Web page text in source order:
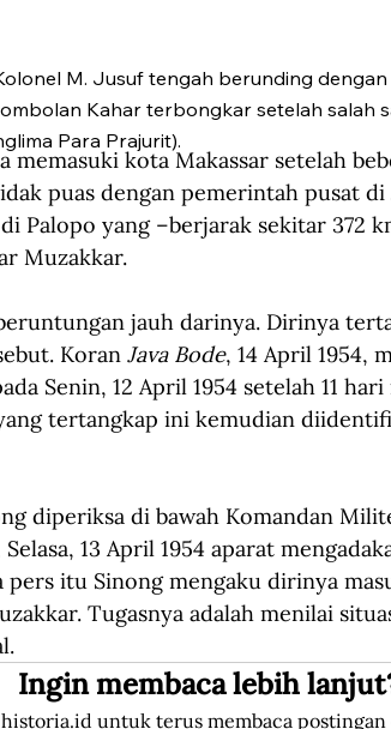
M. Jusuf tengah berunding
Kahar terbongkar setelah salah
Para Prajurit).
memasuki kota Makassar setelah
puas dengan pemerintah pusat
Palopo yang –berjarak sekitar 372
Muzakkar.
jauh darinya. Dirinya
Koran Java Bode, 14 April 1954,
Senin, 12 April 1954 setelah 11
tertangkap ini kemudian
diperiksa di bawah Komandan
13 April 1954 aparat
itu Sinong mengaku dirinya
Tugasnya adalah menilai
Ingin membaca lebih
untuk terus membaca